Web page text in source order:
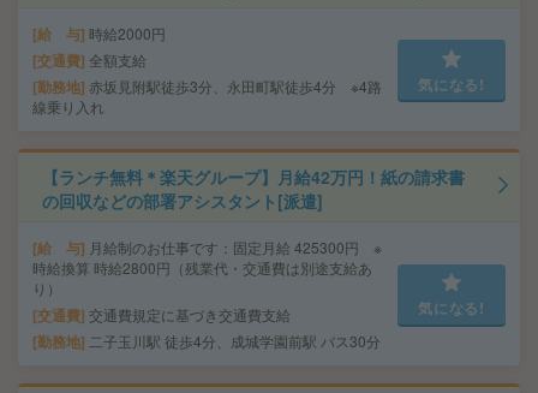
給 与 時給2000円
交通費 全額支給
勤務地 赤坂見附駅徒歩3分、永田町駅徒歩4分 ※4路
線乗り入れ
気になる!
【ランチ無料＊楽天グループ】月給42万円！紙の請求書
の回収などの部署アシスタント[派遣]
給 与 月給制のお仕事です：固定月給 425300円 ※
時給換算 時給2800円（残業代・交通費は別途支給あ
り）
交通費 交通費規定に基づき交通費支給
勤務地 二子玉川駅 徒歩4分、成城学園前駅 バス30分
気になる!